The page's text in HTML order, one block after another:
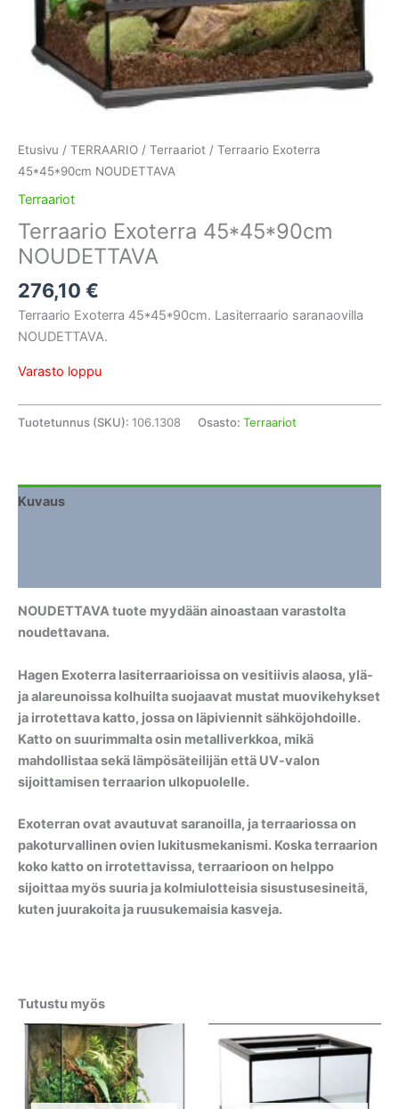
Etusivu / TERRAARIO / Terraariot / Terraario Exoterra
45*45*90cm NOUDETTAVA
Terraariot
Terraario Exoterra 45*45*90cm
NOUDETTAVA
276,10 €
Terraario Exoterra 45*45*90cm. Lasiterraario saranaovilla
NOUDETTAVA.
Varasto loppu
Tuotetunnus (SKU): 106.1308 Osasto: Terraariot
Kuvaus
NOUDETTAVA tuote myydään ainoastaan varastolta
noudettavana.
Hagen Exoterra lasiterraarioissa on vesitiivis alaosa, ylä-
ja alareunoissa kolhuilta suojaavat mustat muovikehykset
ja irrotettava katto, jossa on läpiviennit sähköjohdoille.
Katto on suurimmalta osin metalliverkkoa, mikä
mahdollistaa sekä lämpösäteilijän että UV-valon
sijoittamisen terraarion ulkopuolelle.
Exoterran ovat avautuvat saranoilla, ja terraariossa on
pakoturvallinen ovien lukitusmekanismi. Koska terraarion
koko katto on irrotettavissa, terraarioon on helppo
sijoittaa myös suuria ja kolmiulotteisia sisustusesineitä,
kuten juurakoita ja ruusukemaisia kasveja.
Tutustu myös